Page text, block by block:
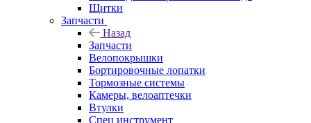
Щитки
Запчасти
Назад
Запчасти
Велопокрышки
Бортировочные лопатки
Тормозные системы
Камеры, велоаптечки
Втулки
Спец инструмент